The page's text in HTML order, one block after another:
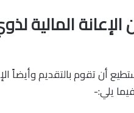
المالية
أن تقوم بالتقديم وأيضاً
يلي:-